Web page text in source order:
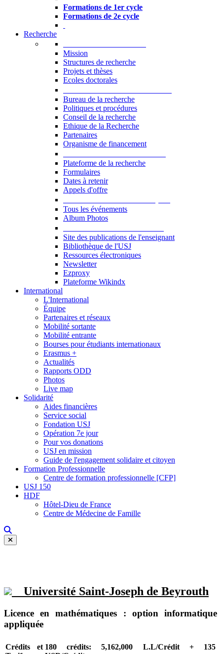
Formations de 1er cycle
Formations de 2e cycle
Recherche
Mission
Structures de recherche
Projets et thèses
Ecoles doctorales
Bureau de la recherche
Politiques et procédures
Conseil de la recherche
Ethique de la Recherche
Partenaires
Organisme de financement
Plateforme de la recherche
Formulaires
Dates à retenir
Appels d'offre
Tous les événements
Album Photos
Site des publications de l'enseignant
Bibliothèque de l'USJ
Ressources électroniques
Newsletter
Ezproxy
Plateforme Wikindx
International
L'International
Équipe
Partenaires et réseaux
Mobilité sortante
Mobilité entrante
Bourses pour étudiants internationaux
Erasmus +
Actualités
Rapports ODD
Photos
Live map
Solidarité
Aides financières
Service social
Fondation USJ
Opération 7e jour
Pour vos donations
USJ en mission
Guide de l'engagement solidaire et citoyen
Formation Professionnelle
Centre de formation professionnelle [CFP]
USJ 150
HDF
Hôtel-Dieu de France
Centre de Médecine de Famille
Université Saint-Joseph de Beyrouth
Licence en mathématiques : option informatique
appliquée
Crédits et 180 crédits: 5,162,000 L.L/Crédit + 135